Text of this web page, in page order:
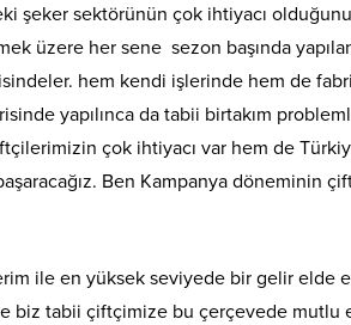
şeker sektörünün çok ihtiyacı
üzere her sene sezon başında
hem kendi işlerinde hem de
yapılınca da tabii birtakım
çok ihtiyacı var hem de
Ben Kampanya döneminin
ile en yüksek seviyede bir gelir elde
biz tabii çiftçimize bu çerçevede